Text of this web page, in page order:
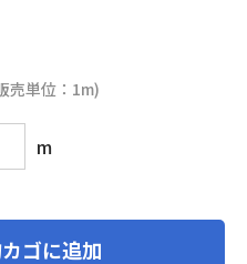
売単位：1m)
m
ゴに追加